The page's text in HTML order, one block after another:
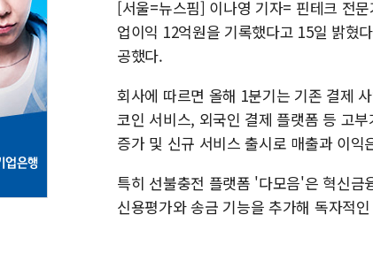
[서울=뉴스핌] 이나영 기자= 핀테크 전
업이익 12억원을 기록했다고 15일 밝혔
공했다.
회사에 따르면 올해 1분기는 기존 결제
코인 서비스, 외국인 결제 플랫폼 등 고
증가 및 신규 서비스 출시로 매출과 이익
특히 선불충전 플랫폼 '다모음'은 혁신
신용평가와 송금 기능을 추가해 독자적